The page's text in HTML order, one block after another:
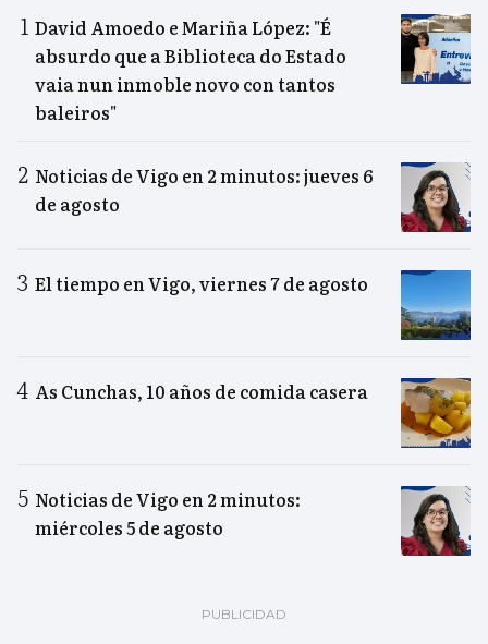
David Amoedo e Mariña López: "É
absurdo que a Biblioteca do Estado
vaia nun inmoble novo con tantos
baleiros"
Noticias de Vigo en 2 minutos: jueves 6
de agosto
El tiempo en Vigo, viernes 7 de agosto
As Cunchas, 10 años de comida casera
Noticias de Vigo en 2 minutos:
miércoles 5 de agosto